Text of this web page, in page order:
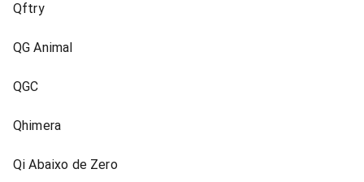
Qftry
QG Animal
QGC
Qhimera
Qi Abaixo de Zero